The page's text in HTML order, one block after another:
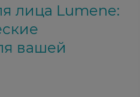
лица Lumene:
вашей